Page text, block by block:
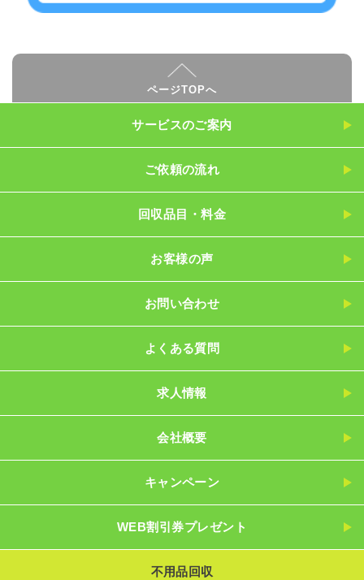
ページTOPへ
サービスのご案内
ご依頼の流れ
回収品目・料金
お客様の声
お問い合わせ
よくある質問
求人情報
会社概要
キャンペーン
WEB割引券プレゼント
不用品回収